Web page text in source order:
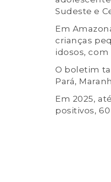
Sudeste e
Em
crianças
idosos, com
O boletim
Pará,
Em 2025,
positivos,